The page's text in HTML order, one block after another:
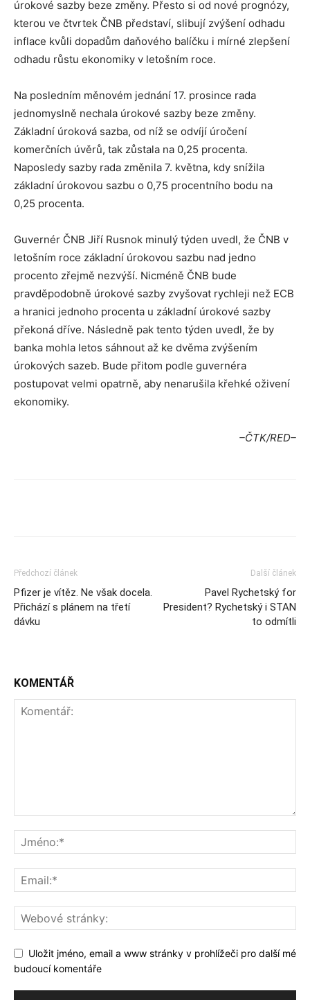
úrokové sazby beze změny. Přesto si od nové prognózy,
kterou ve čtvrtek ČNB představí, slibují zvýšení odhadu
inflace kvůli dopadům daňového balíčku i mírné zlepšení
odhadu růstu ekonomiky v letošním roce.
Na posledním měnovém jednání 17. prosince rada
jednomyslně nechala úrokové sazby beze změny.
Základní úroková sazba, od níž se odvíjí úročení
komerčních úvěrů, tak zůstala na 0,25 procenta.
Naposledy sazby rada změnila 7. května, kdy snížila
základní úrokovou sazbu o 0,75 procentního bodu na
0,25 procenta.
Guvernér ČNB Jiří Rusnok minulý týden uvedl, že ČNB v
letošním roce základní úrokovou sazbu nad jedno
procento zřejmě nezvýší. Nicméně ČNB bude
pravděpodobně úrokové sazby zvyšovat rychleji než ECB
a hranici jednoho procenta u základní úrokové sazby
překoná dříve. Následně pak tento týden uvedl, že by
banka mohla letos sáhnout až ke dvěma zvýšením
úrokových sazeb. Bude přitom podle guvernéra
postupovat velmi opatrně, aby nenarušila křehké oživení
ekonomiky.
–ČTK/RED–
Předchozí článek
Pfizer je vítěz. Ne však docela.
Přichází s plánem na třetí
dávku
Další článek
Pavel Rychetský for
President? Rychetský i STAN
to odmítli
KOMENTÁŘ
Uložit jméno, email a www stránky v prohlížeči pro další mé
budoucí komentáře